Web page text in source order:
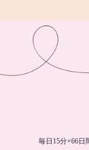
毎日15分×66日